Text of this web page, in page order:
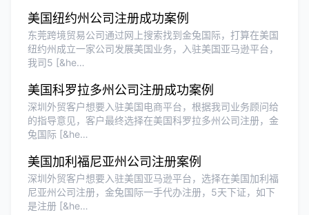
美国纽约州公司注册成功案例
东莞跨境贸易公司通过网上搜索找到金兔国际，打算在美国
纽约州成立一家公司发展美国业务，入驻美国亚马逊平台，
我司5 [&he…
美国科罗拉多州公司注册成功案例
深圳外贸客户想要入驻美国电商平台，根据我司业务顾问给
的指导意见，客户最终选择在美国科罗拉多州公司注册，金
兔国际 [&he…
美国加利福尼亚州公司注册案例
深圳外贸客户想要入驻美国亚马逊平台，选择在美国加利福
尼亚州公司注册，金兔国际一手代办注册，5天下证，如下
是注册 [&he…